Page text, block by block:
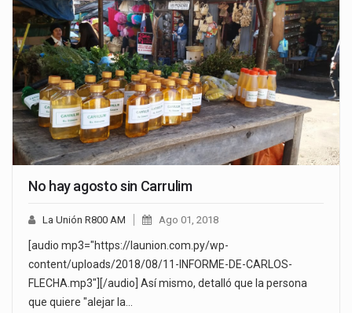
No hay agosto sin Carrulim
La Unión R800 AM Ago 01, 2018
[audio mp3="https://launion.com.py/wp-
content/uploads/2018/08/11-INFORME-DE-CARLOS-
FLECHA.mp3"][/audio] Así mismo, detalló que la persona
que quiere "alejar la…